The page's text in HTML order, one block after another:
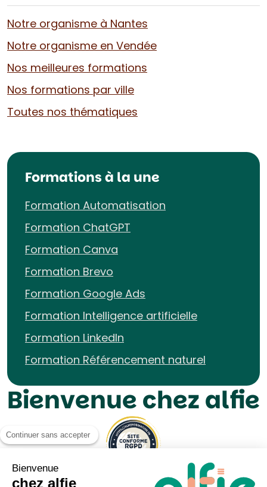
Notre organisme à Nantes
Notre organisme en Vendée
Nos meilleures formations
Nos formations par ville
Toutes nos thématiques
Formations à la une
Formation Automatisation
Formation ChatGPT
Formation Canva
Formation Brevo
Formation Google Ads
Formation Intelligence artificielle
Formation LinkedIn
Formation Référencement naturel
Bienvenue chez alfie
Continuer sans accepter
Bienvenue
chez alfie